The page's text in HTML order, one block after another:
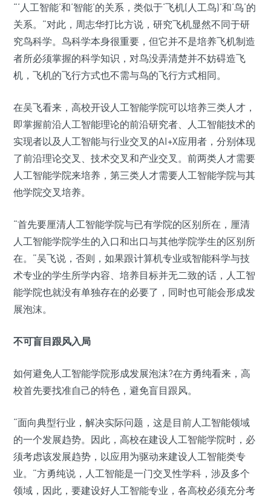
“‘人工智能’和‘智能’的关系，类似于‘飞机(人工鸟)’和‘鸟’的
关系。”对此，周志华打比方说，研究飞机显然不同于研
究鸟科学。鸟科学本身很重要，但它并不是培养飞机制造
者所必须掌握的科学知识，对鸟没弄清楚并不妨碍造飞
机，飞机的飞行方式也不需与鸟的飞行方式相同。
在吴飞看来，高校开设人工智能学院可以培养三类人才，
即掌握前沿人工智能理论的前沿研究者、人工智能技术的
实现者以及人工智能与行业交叉的AI+X应用者，分别体现
了前沿理论交叉、技术交叉和产业交叉。前两类人才需要
人工智能学院来培养，第三类人才需要人工智能学院与其
他学院交叉培养。
“首先要厘清人工智能学院与已有学院的区别所在，厘清
人工智能学院学生的入口和出口与其他学院学生的区别所
在。”吴飞说，否则，如果跟计算机专业或智能科学与技
术专业的学生所学内容、培养目标并无二致的话，人工智
能学院也就没有单独存在的必要了，同时也可能会形成发
展泡沫。
不可盲目跟风入局
如何避免人工智能学院形成发展泡沫?在方勇纯看来，高
校首先要找准自己的特色，避免盲目跟风。
“面向典型行业，解决实际问题，这是目前人工智能领域
的一个发展趋势。因此，高校在建设人工智能学院时，必
须考虑该发展趋势，以应用为驱动来建设人工智能类专
业。”方勇纯说，人工智能是一门交叉性学科，涉及多个
领域，因此，要建设好人工智能专业，各高校必须充分考